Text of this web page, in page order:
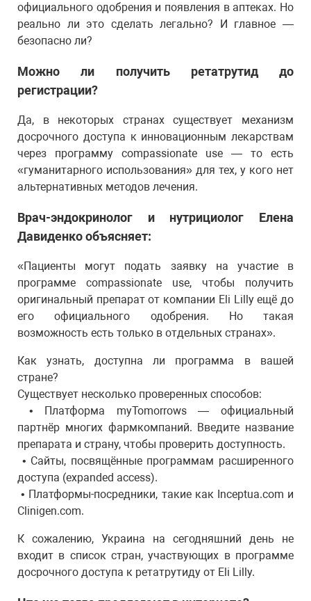
официального одобрения и появления в аптеках. Но
реально ли это сделать легально? И главное —
безопасно ли?
Можно ли получить ретатрутид до
регистрации?
Да, в некоторых странах существует механизм
досрочного доступа к инновационным лекарствам
через программу compassionate use — то есть
«гуманитарного использования» для тех, у кого нет
альтернативных методов лечения.
Врач-эндокринолог и нутрициолог Елена
Давиденко объясняет:
«Пациенты могут подать заявку на участие в
программе compassionate use, чтобы получить
оригинальный препарат от компании Eli Lilly ещё до
его официального одобрения. Но такая
возможность есть только в отдельных странах».
Как узнать, доступна ли программа в вашей
стране?
Существует несколько проверенных способов:
• Платформа myTomorrows — официальный
партнёр многих фармкомпаний. Введите название
препарата и страну, чтобы проверить доступность.
• Сайты, посвящённые программам расширенного
доступа (expanded access).
• Платформы-посредники, такие как Inceptua.com и
Clinigen.com.
К сожалению, Украина на сегодняшний день не
входит в список стран, участвующих в программе
досрочного доступа к ретатрутиду от Eli Lilly.